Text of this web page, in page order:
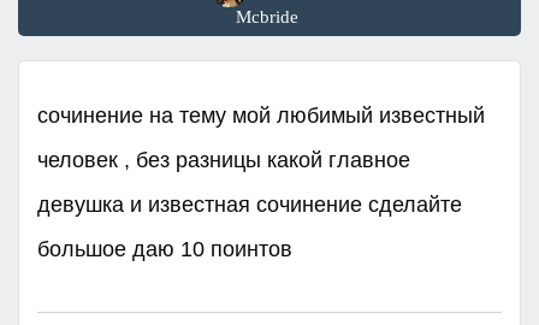
Mcbride
сочинение на тему мой любимый известный
человек , без разницы какой главное
девушка и известная сочинение сделайте
большое даю 10 поинтов